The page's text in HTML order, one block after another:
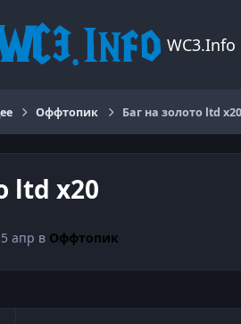
WC3.Info
Оффтопик Баг на золото ltd x20
ltd x20
5 апр в Оффтопик